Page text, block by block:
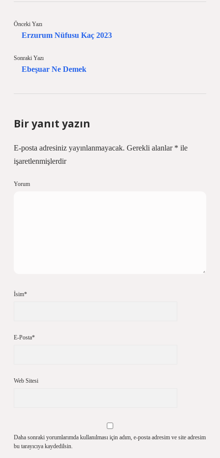
Önceki Yazı
Erzurum Nüfusu Kaç 2023
Sonraki Yazı
Ebeşuar Ne Demek
Bir yanıt yazın
E-posta adresiniz yayınlanmayacak. Gerekli alanlar * ile
işaretlenmişlerdir
Yorum
İsim*
E-Posta*
Web Sitesi
Daha sonraki yorumlarımda kullanılması için adım, e-posta adresim ve site adresim
bu tarayıcıya kaydedilsin.